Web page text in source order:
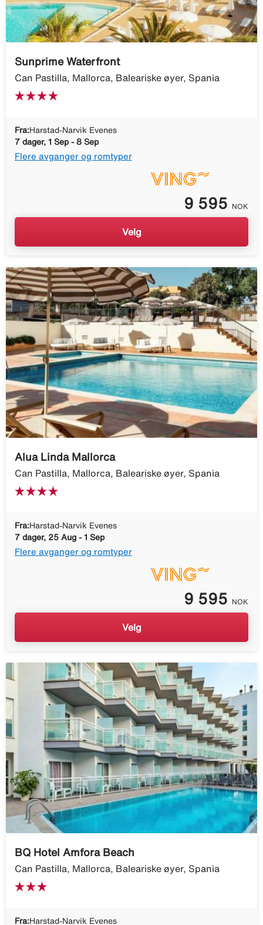
Sunprime Waterfront
Can Pastilla, Mallorca, Baleariske øyer, Spania
Fra:Harstad-Narvik Evenes
7 dager, 1 Sep - 8 Sep
Flere avganger og romtyper
9 595 NOK
Velg
Alua Linda Mallorca
Can Pastilla, Mallorca, Baleariske øyer, Spania
Fra:Harstad-Narvik Evenes
7 dager, 25 Aug - 1 Sep
Flere avganger og romtyper
9 595 NOK
Velg
BQ Hotel Amfora Beach
Can Pastilla, Mallorca, Baleariske øyer, Spania
Fra:Harstad-Narvik Evenes